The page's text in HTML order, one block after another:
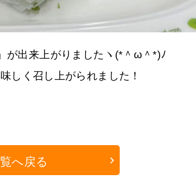
が出来上がりましたヽ(*＾ω＾*)ﾉ
しく召し上がられました！
へ戻る